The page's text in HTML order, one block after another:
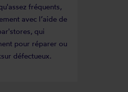
fréquents,
avec l’aide de
qui
pour réparer ou
défectueux.